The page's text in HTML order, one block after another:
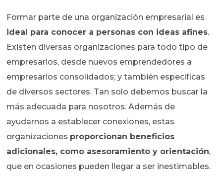
Formar parte de una organización empresarial es
ideal para conocer a personas con ideas afines.
Existen diversas organizaciones para todo tipo de
empresarios, desde nuevos emprendedores a
empresarios consolidados; y también específicas
de diversos sectores. Tan solo debemos buscar la
más adecuada para nosotros. Además de
ayudarnos a establecer conexiones, estas
organizaciones proporcionan beneficios
adicionales, como asesoramiento y orientación,
que en ocasiones pueden llegar a ser inestimables.